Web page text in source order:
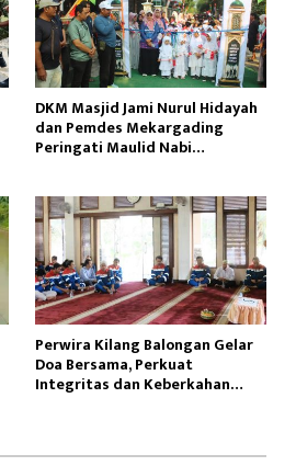
DKM Masjid Jami Nurul Hidayah
dan Pemdes Mekargading
Peringati Maulid Nabi
Perwira Kilang Balongan Gelar
Doa Bersama, Perkuat
Integritas dan Keberkahan